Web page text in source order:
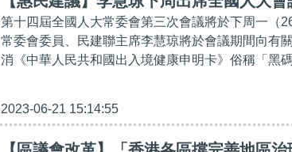
第十四屆全國人大常委會第三次會議將於下周一（
常委會委員、民建聯主席李慧琼將於會議期間向有
消《中華人民共和國出入境健康申明卡》俗稱「黑
2023-06-21 15:14:55